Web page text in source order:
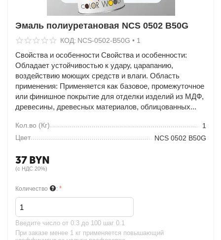
Эмаль полиуретановая NCS 0502 B50G
КОД: NCS-0502-B50G • 1
Свойства и особенности Свойства и особенности:
Обладает устойчивостью к удару, царапанию,
воздействию моющих средств и влаги. Область
применения: Применяется как базовое, промежуточное
или финишное покрытие для отделки изделий из МДФ,
древесины, древесных материалов, облицованных...
Кол.во (Кг)
1
Цвет
NCS 0502 B50G
37 BYN
(с НДС 20%)
Количество :
Введите чиcло от 0.3 до 100 шаг 0.1
При заказе менее 1 кг применяется повышающий